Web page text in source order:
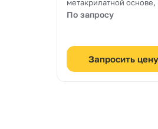
метакрилатной основе,
содержащий стирола.
По запросу
Запросить цену